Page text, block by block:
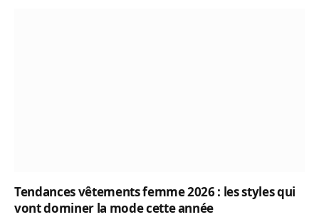
Tendances vêtements femme 2026 : les styles qui
vont dominer la mode cette année